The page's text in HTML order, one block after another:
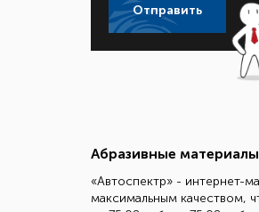
Отправить
Абразивные
«Автоспектр» - интернет-
максимальным качеством,